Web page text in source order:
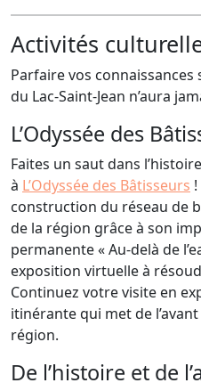
Activités
Parfaire vos
du Lac-Saint-Jean n’aura
L’Odyssée des
Faites un saut dans
à L’Odyssée des Bâtisseurs
construction du réseau de
de la région grâce à son
permanente « Au-delà de
exposition virtuelle à
Continuez votre visite en
itinérante qui met de
région.
De l’histoire et de